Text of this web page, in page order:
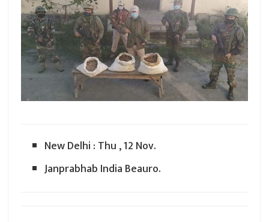
New Delhi : Thu , 12 Nov.
Janprabhab India Beauro.